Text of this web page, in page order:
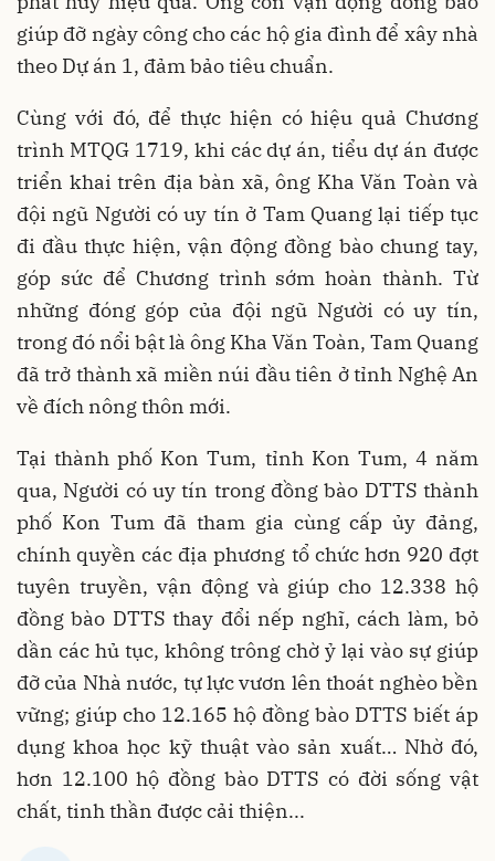
giúp đỡ ngày công cho các hộ gia đình để xây nhà
theo Dự án 1, đảm bảo tiêu chuẩn.
Cùng với đó, để thực hiện có hiệu quả Chương
trình MTQG 1719, khi các dự án, tiểu dự án được
triển khai trên địa bàn xã, ông Kha Văn Toàn và
đội ngũ Người có uy tín ở Tam Quang lại tiếp tục
đi đầu thực hiện, vận động đồng bào chung tay,
góp sức để Chương trình sớm hoàn thành. Từ
những đóng góp của đội ngũ Người có uy tín,
trong đó nổi bật là ông Kha Văn Toàn, Tam Quang
đã trở thành xã miền núi đầu tiên ở tỉnh Nghệ An
về đích nông thôn mới.
Tại thành phố Kon Tum, tỉnh Kon Tum, 4 năm
qua, Người có uy tín trong đồng bào DTTS thành
phố Kon Tum đã tham gia cùng cấp ủy đảng,
chính quyền các địa phương tổ chức hơn 920 đợt
tuyên truyền, vận động và giúp cho 12.338 hộ
đồng bào DTTS thay đổi nếp nghĩ, cách làm, bỏ
dần các hủ tục, không trông chờ ỷ lại vào sự giúp
đỡ của Nhà nước, tự lực vươn lên thoát nghèo bền
vững; giúp cho 12.165 hộ đồng bào DTTS biết áp
dụng khoa học kỹ thuật vào sản xuất… Nhờ đó,
hơn 12.100 hộ đồng bào DTTS có đời sống vật
chất, tinh thần được cải thiện...